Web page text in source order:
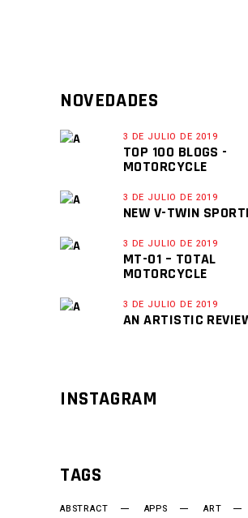
NOVEDADES
3 DE JULIO DE 2019
TOP 100 BLOGS -
MOTORCYCLE
3 DE JULIO DE 2019
NEW V-TWIN
3 DE JULIO DE 2019
MT-01 – TOTAL
MOTORCYCLE
3 DE JULIO DE 2019
AN ARTISTIC
INSTAGRAM
TAGS
ABSTRACT APPS
ART